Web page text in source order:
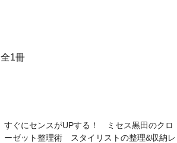
全1冊
すぐにセンスがUPする！ ミセス黒田のクロ
ーゼット整理術 スタイリストの整理&収納レ